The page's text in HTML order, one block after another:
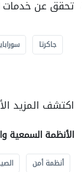
تحقق عن خدمات
جاكرتا
اكتشف المزيد
الأنظمة السمعية
أنظمة أمن